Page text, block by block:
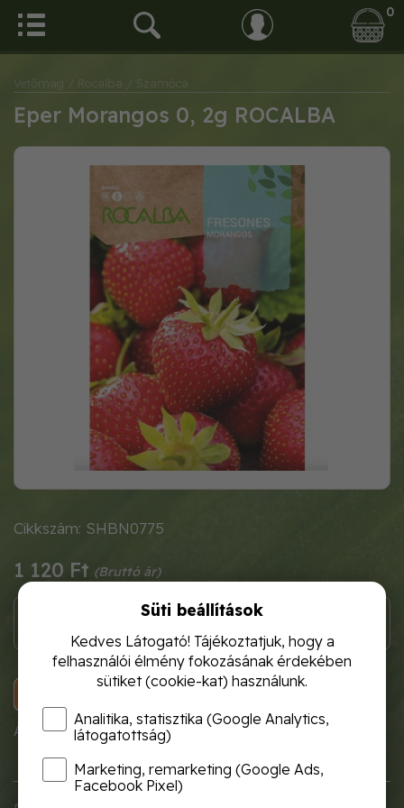
0
Vetőmag / Rocalba / Szamóca
Eper Morangos 0, 2g ROCALBA
Cikkszám: SHBN0775
1 120 Ft
KOSÁRBA
A termék átmenetileg nem rendelhető!
Süti beállítások
Kedves Látogató! Tájékoztatjuk, hogy a
felhasználói élmény fokozásának érdekében
sütiket (cookie-kat) használunk.
Analitika, statisztika (Google Analytics,
látogatottság)
Marketing, remarketing (Google Ads,
Facebook Pixel)